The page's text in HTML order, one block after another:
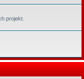
projekt.